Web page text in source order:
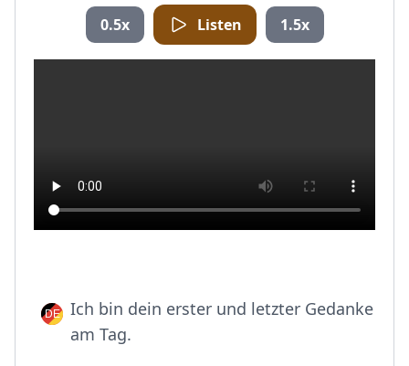
0.5x Listen 1.5x
Ich bin dein erster und letzter Gedanke
am Tag.